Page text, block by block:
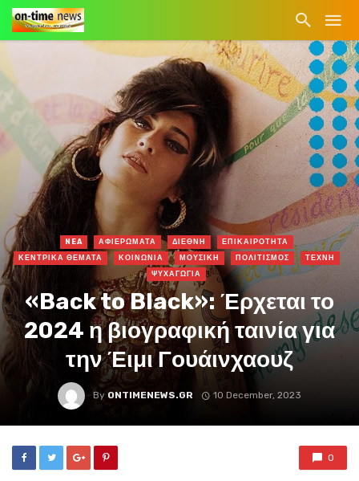
NEA ΑΦΙΕΡΩΜΑΤΑ ΔΙΕΘΝΗ
ΕΠΙΚΑΙΡΟΤΗΤΑ
ΚΕΝΤΡΙΚΑ ΘΕΜΑΤΑ
ΚΟΙΝΩΝΙΑ ΜΟΥΣΙΚΗ ΠΟΛΙΤΙΣΜΟΣ
ΤΕΧΝΗ
ΨΥΧΑΓΩΓΙΑ
«Back to Black»: Έρχεται το
2024 η βιογραφική ταινία για
την Έιμι Γουάινχαουζ
By ONTIMENEWS.GR 10 December, 2023
0